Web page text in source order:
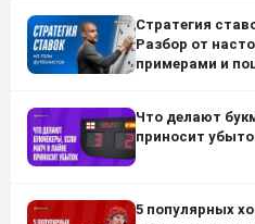
Стратегия
Разбор от
примерами и
Что делают
приносит
5 популярных